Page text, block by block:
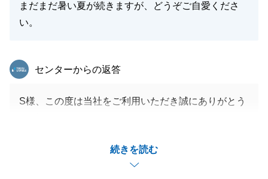
まだまだ暑い夏が続きますが、どうぞご自愛くださ
い。
続きを読む
東急リバブル
センターからの返答
S様、この度は当社をご利用いただき誠にありがとう
ご実家のご売却ということでしたが、大変ご満足いた